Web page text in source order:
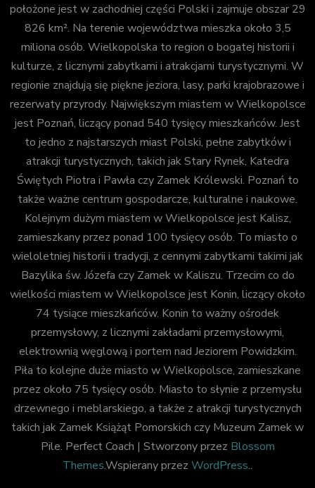
położone jest w zachodniej części Polski i zajmuje obszar 29
826 km². Na terenie województwa mieszka około 3,5
miliona osób. Wielkopolska to region o bogatej historii i
kulturze, z licznymi zabytkami i atrakcjami turystycznymi. W
regionie znajdują się piękne jeziora, lasy, parki krajobrazowe i
rezerwaty przyrody. Największym miastem w Wielkopolsce
jest Poznań, liczący ponad 540 tysięcy mieszkańców. Jest
to jedno z najstarszych miast Polski, pełne zabytków i
atrakcji turystycznych, takich jak Stary Rynek, Katedra
Świętych Piotra i Pawła czy Zamek Królewski. Poznań to
także ważne centrum gospodarcze, kulturalne i naukowe.
Kolejnym dużym miastem w Wielkopolsce jest Kalisz,
zamieszkany przez ponad 100 tysięcy osób. To miasto o
wieloletniej historii i tradycji, z cennymi zabytkami takimi jak
Bazylika św. Józefa czy Zamek w Kaliszu. Trzecim co do
wielkości miastem w Wielkopolsce jest Konin, liczący około
74 tysiące mieszkańców. Konin to ważny ośrodek
przemysłowy, z licznymi zakładami przemysłowymi,
elektrownią węglową i portem nad Jeziorem Powidzkim.
Piła to kolejne duże miasto w Wielkopolsce, zamieszkane
przez około 75 tysięcy osób. Miasto to słynie z przemysłu
drzewnego i meblarskiego, a także z atrakcji turystycznych
takich jak Zamek Książąt Pomorskich czy Muzeum Zamek w
Pile. Perfect Coach | Stworzony przez Blossom
Themes.Wspierany przez WordPress..